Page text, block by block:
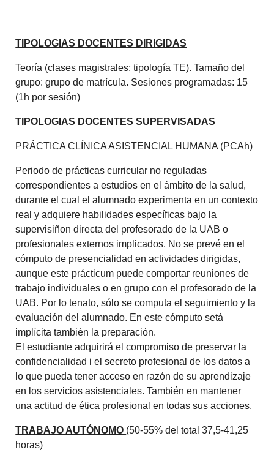
TIPOLOGIAS DOCENTES DIRIGIDAS
Teoría (clases magistrales; tipología TE). Tamaño del
grupo: grupo de matrícula. Sesiones programadas: 15
(1h por sesión)
TIPOLOGIAS DOCENTES SUPERVISADAS
PRÁCTICA CLÍNICA ASISTENCIAL HUMANA (PCAh)
Periodo de prácticas curricular no reguladas
correspondientes a estudios en el ámbito de la salud,
durante el cual el alumnado experimenta en un contexto
real y adquiere habilidades específicas bajo la
supervisiñon directa del profesorado de la UAB o
profesionales externos implicados. No se prevé en el
cómputo de presencialidad en actividades dirigidas,
aunque este prácticum puede comportar reuniones de
trabajo individuales o en grupo con el profesorado de la
UAB. Por lo tenato, sólo se computa el seguimiento y la
evaluación del alumnado. En este cómputo setá
implícita también la preparación.
El estudiante adquirirá el compromiso de preservar la
confidencialidad i el secreto profesional de los datos a
lo que pueda tener acceso en razón de su aprendizaje
en los servicios asistenciales. También en mantener
una actitud de ética profesional en todas sus acciones.
TRABAJO AUTÓNOMO (50-55% del total 37,5-41,25
horas)